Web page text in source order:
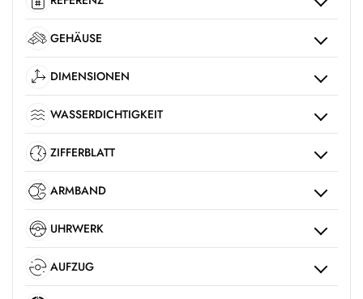
GEHÄUSE
DIMENSIONEN
WASSERDICHTIGKEIT
ZIFFERBLATT
ARMBAND
UHRWERK
AUFZUG